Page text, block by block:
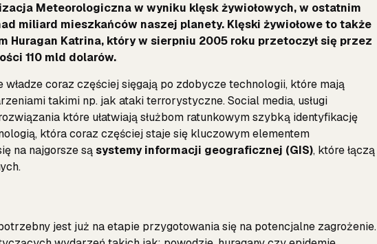
Meteorologiczna w wyniku klęsk żywiołowych, w ostatnim
miliard mieszkańców naszej planety. Klęski żywiołowe to także
Huragan Katrina, który w sierpniu 2005 roku przetoczył się przez
110 mld dolarów.
coraz częściej sięgają po zdobycze technologii, które mają
takimi np. jak ataki terrorystyczne. Social media, usługi
które ułatwiają służbom ratunkowym szybką identyfikację
która coraz częściej staje się kluczowym elementem
na najgorsze sąsystemy informacji geograficznej (GIS), które łączą
jest już na etapie przygotowania się na potencjalne zagrożenie.